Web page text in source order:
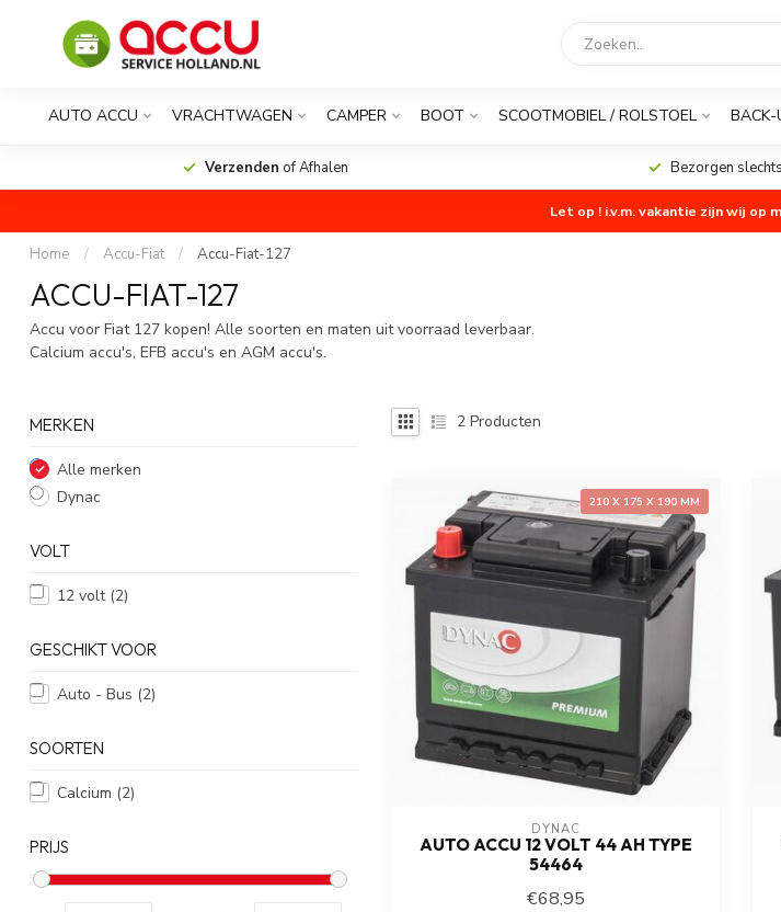
AUTO ACCU VRACHTWAGEN CAMPER BOOT SCOOTMOBIEL / ROLSTOEL BACK-
Verzenden of Afhalen Bezorgen
Let op ! i.v.m. vakantie zijn wij op
Home / Accu-Fiat / Accu-Fiat-127
ACCU-FIAT-127
Accu voor Fiat 127 kopen! Alle soorten en maten uit voorraad leverbaar.
Calcium accu's, EFB accu's en AGM accu's.
MERKEN
Alle merken
Dynac
VOLT
12 volt (2)
GESCHIKT VOOR
Auto - Bus (2)
SOORTEN
Calcium (2)
PRIJS
2 Producten
210 X 175 X 190 MM
DYNAC
AUTO ACCU 12 VOLT 44 AH TYPE
54464
€68,95